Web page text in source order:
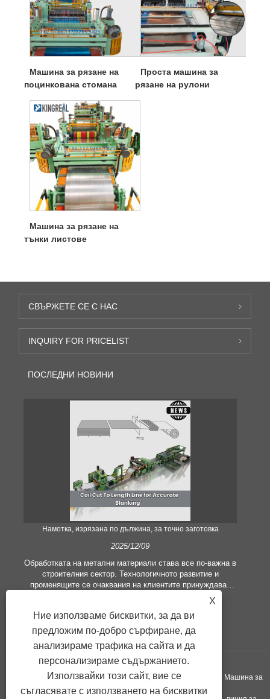
Машина за рязане на
поцинкована стомана
Проста машина за
рязане на рулони
Машина за рязане на
тънки листове
СВЪРЖЕТЕ СЕ С НАС
INQUIRY FOR PRICELIST
ПОСЛЕДНИ НОВИНИ
Намотка, изрязана по дължина, за точно заготовка
2025/12/09
Обработката на метални материали става все по-важна в
строителния сектор. Технологичното развитие и
променящите се очаквания на клиентите принуждават
производствени критерии и изисквания за качество.
Конвенционалните техники за ръчна обработка не са по-
адекватни, за да задоволят нуждите на съвременната
индустрия, особено в търсенето на голяма точност и
ефективност. Следователно линията за рязане на рулони
по дължина се появи като оборудване за обработка на
рулони.
Copyright ©GUANGZHOU KINGREAL MACHINERY CO., LTD.， - Машина за
X
Ние използваме бисквитки, за да ви
предложим по-добро сърфиране, да
анализираме трафика на сайта и да
персонализираме съдържанието.
Използвайки този сайт, вие се
съгласявате с използването на бисквитки